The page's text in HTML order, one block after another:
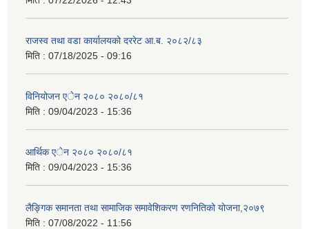
राजस्व तथा वडा कार्यालयको दररेट आ.ब. २०८२/८३
मिति : 07/18/2025 - 09:16
विनियोजन एेन २०८० २०८०/८१
मिति : 09/04/2023 - 15:36
आर्थिक एेन २०८० २०८०/८१
मिति : 09/04/2023 - 15:36
लैङ्गिक समानता तथा सामाजिक समावेशिकरण रणनितिको योजना,२०७९
मिति : 07/08/2022 - 11:56